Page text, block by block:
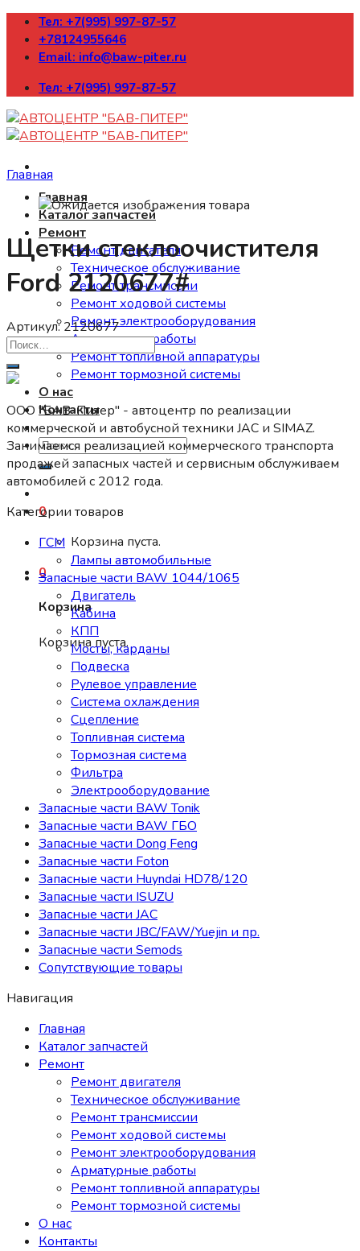
Skip
content
Тел: +7(995) 997-87-57
+78124955646
Email: info@baw-piter.ru
Тел: +7(995) 997-87-57
Главная
Каталог запчастей
Ремонт
Ремонт двигателя
Техническое обслуживание
Ремонт трансмиссии
Ремонт ходовой системы
Ремонт электрооборудования
Арматурные работы
Ремонт топливной аппаратуры
Ремонт тормозной системы
О нас
Контакты
Искать:
0
Корзина пуста.
0
Корзина
Корзина пуста.
Главная
Щетки стеклоочистителя
Ford 2120677#
Артикул:2120677
ООО "БАВ-Питер" - автоцентр по реализации
коммерческой и автобусной техники JAC и SIMAZ.
Занимаемся реализацией коммерческого транспорта
продажей запасных частей и сервисным обслуживаем
автомобилей c 2012 года.
Категории товаров
ГСМ
Лампы автомобильные
Запасные части BAW 1044/1065
Двигатель
Кабина
КПП
Мосты, карданы
Подвеска
Рулевое управление
Система охлаждения
Сцепление
Топливная система
Тормозная система
Фильтра
Электрооборудование
Запасные части BAW Tonik
Запасные части BAW ГБО
Запасные части Dong Feng
Запасные части Foton
Запасные части Huyndai HD78/120
Запасные части ISUZU
Запасные части JAC
Запасные части JBC/FAW/Yuejin и пр.
Запасные части Semods
Сопутствующие товары
Навигация
Главная
Каталог запчастей
Ремонт
Ремонт двигателя
Техническое обслуживание
Ремонт трансмиссии
Ремонт ходовой системы
Ремонт электрооборудования
Арматурные работы
Ремонт топливной аппаратуры
Ремонт тормозной системы
О нас
Контакты